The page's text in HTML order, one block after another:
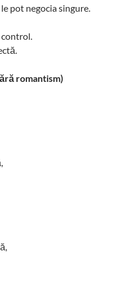
pot negocia singure.
romantism)